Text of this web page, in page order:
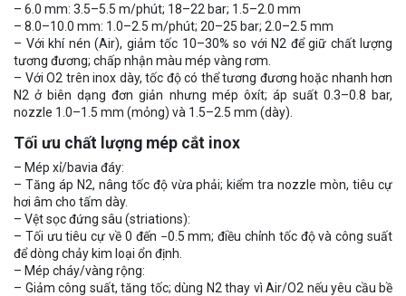
– 6.0 mm: 3.5–5.5 m/phút; 18–22 bar; 1.5–2.0 mm
– 8.0–10.0 mm: 1.0–2.5 m/phút; 20–25 bar; 2.0–2.5 mm
– Với khí nén (Air), giảm tốc 10–30% so với N2 để giữ chất lượng
tương đương; chấp nhận màu mép vàng rơm.
– Với O2 trên inox dày, tốc độ có thể tương đương hoặc nhanh hơn
N2 ở biên dạng đơn giản nhưng mép ôxít; áp suất 0.3–0.8 bar,
nozzle 1.0–1.5 mm (mỏng) và 1.5–2.5 mm (dày).
Tối ưu chất lượng mép cắt inox
– Mép xỉ/bavia đáy:
– Tăng áp N2, nâng tốc độ vừa phải; kiểm tra nozzle mòn, tiêu cự
hơi âm cho tấm dày.
– Vệt sọc đứng sâu (striations):
– Tối ưu tiêu cự về 0 đến −0.5 mm; điều chỉnh tốc độ và công suất
để dòng chảy kim loại ổn định.
– Mép cháy/vàng rộng:
– Giảm công suất, tăng tốc; dùng N2 thay vì Air/O2 nếu yêu cầu bề